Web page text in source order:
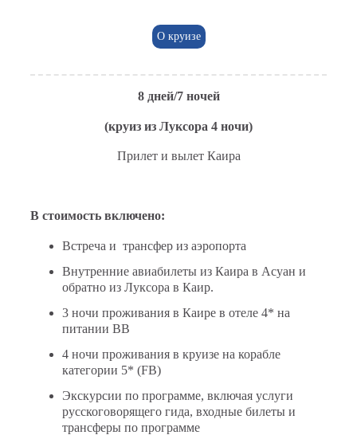
О круизе
8 дней/7 ночей
(круиз из Луксора 4 ночи)
Прилет и вылет Каира
В стоимость включено:
Встреча и трансфер из аэропорта
Внутренние авиабилеты из Каира в Асуан и
обратно из Луксора в Каир.
3 ночи проживания в Каире в отеле 4* на
питании ВВ
4 ночи проживания в круизе на корабле
категории 5* (FB)
Экскурсии по программе, включая услуги
русскоговорящего гида, входные билеты и
трансферы по программе